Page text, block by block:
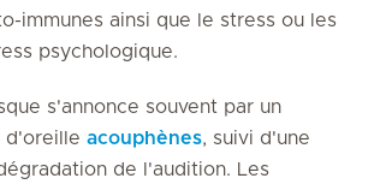
immunes ainsi que le stress ou les
psychologique.
s'annonce souvent par un
d'oreille acouphènes, suivi d'une
de l'audition. Les